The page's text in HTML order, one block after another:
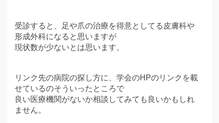
受診すると、足や爪の治療を得意としてる皮膚科や
形成外科になると思いますが
現状数が少ないとは思います。
リンク先の病院の探し方に、学会のHPのリンクを載
せているのそういったところで
良い医療機関がないか相談してみても良いかもしれ
ません。